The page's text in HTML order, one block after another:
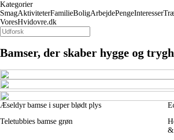
Kategorier
SmagAktiviteterFamilieBoligArbejdePengeInteresser
VoresHvidovre.dk
Bamser, der skaber hygge og
Æseldyr bamse i super blødt plys
Teletubbies bamse grøn
&